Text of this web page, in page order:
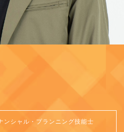
ンシャル・プランニング技能士